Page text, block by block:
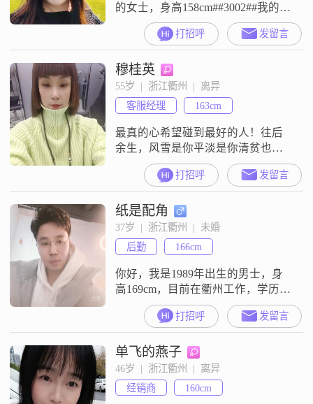
的女士，身高158cm##3002##我的月
收入在3001到5000元之间，现在在
衢州工作##3002##学历是高中及以
下##3002##我是一个温柔体贴的
人，也很善解人意##3002##平时待
人真诚可靠，做事情比较踏实
##3002##在生活上，我把家庭放在
优先的位置，性格乐观
打招呼 发留言
穆桂英
55岁  |  浙江衢州  |  离异
客服经理
163cm
最真的心希望碰到最好的人！往后
余生，风雪是你平淡是你清贫也是
打招呼 发留言
纸是配角
37岁  |  浙江衢州  |  未婚
后勤
166cm
你好，我是1989年出生的男士，身
高169cm，目前在衢州工作，学历是
大专，月收入在5001到8000元之间
##3002##我是一个比较务实踏实的
人，平时做事稳重可靠，不喜欢那
些虚头巴脑的东西##3002##在与人
相处方面，我觉得相互尊重是基
础，所以我一直坚持平等沟通，有
话直说，不喜欢拐弯抹角，也拒绝
打招呼 发留言
单飞的燕子
46岁  |  浙江衢州  |  离异
经销商
160cm